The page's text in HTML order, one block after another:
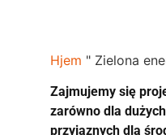
Hjem " Zielona
Zajmujemy się
zarówno dla
przyjaznych dla